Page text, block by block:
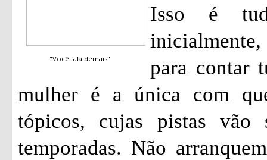
"Você fala demais"
Isso é
para contar
mulher é a única com
tópicos, cujas pistas vão
temporadas. Não